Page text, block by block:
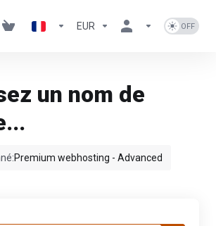
EUR
un nom de
Premium webhosting - Advanced